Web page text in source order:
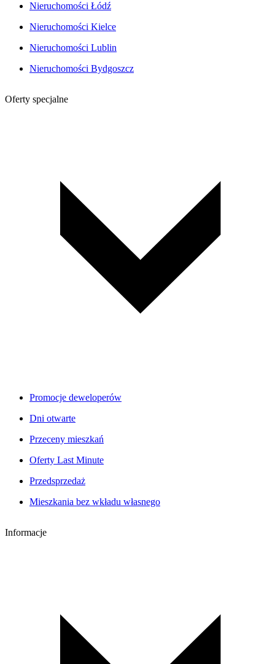
Nieruchomości Łódź
Nieruchomości Kielce
Nieruchomości Lublin
Nieruchomości Bydgoszcz
Oferty specjalne
Promocje deweloperów
Dni otwarte
Przeceny mieszkań
Oferty Last Minute
Przedsprzedaż
Mieszkania bez wkładu własnego
Informacje